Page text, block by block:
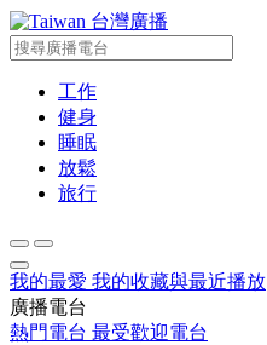
台灣廣播
工作
健身
睡眠
放鬆
旅行
我的最愛 我的收藏與最近播放
廣播電台
熱門電台 最受歡迎電台